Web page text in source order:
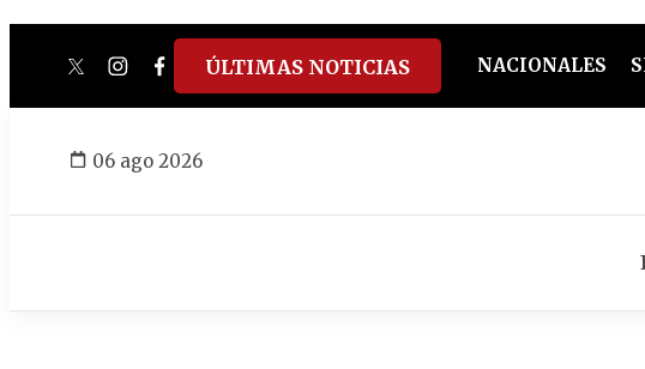
twitterinstagram
facebook
tiktokyoutube
spotify
ÚLTIMAS NOTICIAS NACIONALES
06 ago 2026